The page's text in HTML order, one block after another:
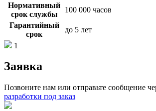
Нормативный
срок службы
100 000 часов
Гарантийный
срок
до 5 лет
1
Заявка
Позвоните нам или отправьте сообщение
разработки под заказ